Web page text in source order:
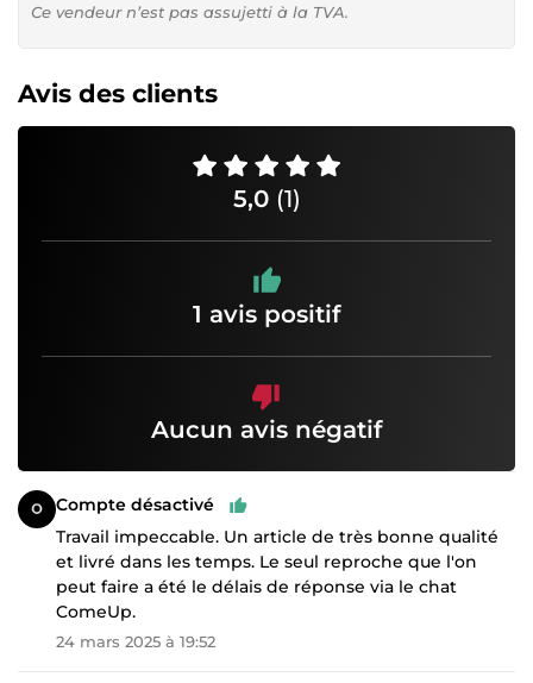
Ce vendeur n’est pas assujetti à la TVA.
Avis des clients
5,0 (1)
1 avis positif
Aucun avis négatif
Compte désactivé
Travail impeccable. Un article de très bonne qualité
et livré dans les temps. Le seul reproche que l'on
peut faire a été le délais de réponse via le chat
ComeUp.
24 mars 2025 à 19:52